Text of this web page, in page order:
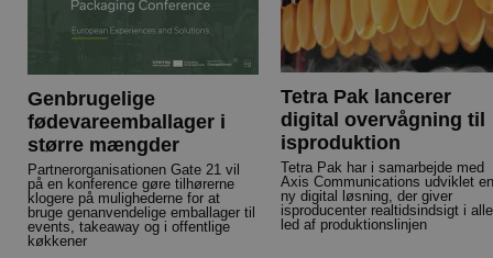
Genbrugelige
fødevareemballager i
større mængder
Partnerorganisationen Gate 21 vil
på en konference gøre tilhørerne
klogere på mulighederne for at
bruge genanvendelige emballager til
events, takeaway og i offentlige
køkkener
Tetra Pak lancerer
digital overvågning til
isproduktion
Tetra Pak har i samarbejde med
Axis Communications udviklet en
ny digital løsning, der giver
isproducenter realtidsindsigt i alle
led af produktionslinjen